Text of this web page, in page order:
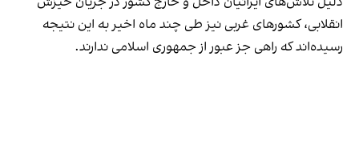
انقلابی، کشورهای غربی نیز طی چند ماه اخیر به این نتیجه
رسیده‌اند که راهی جز عبور از جمهوری اسلامی ندارند.